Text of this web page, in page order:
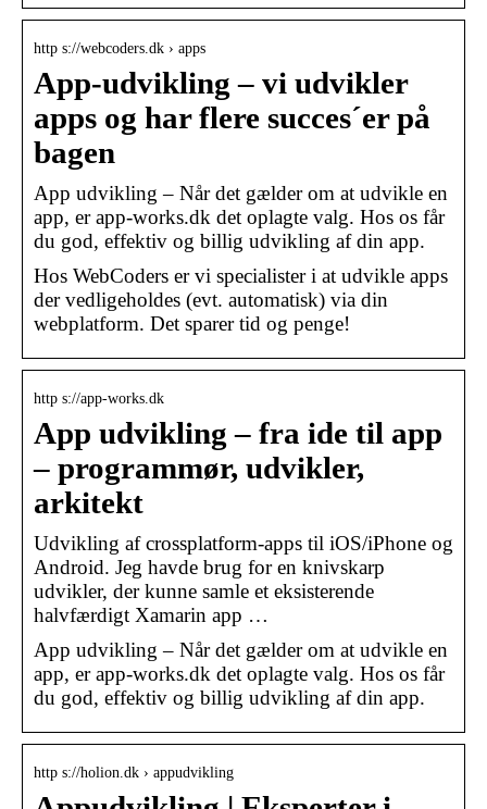
http s://webcoders.dk › apps
App-udvikling – vi udvikler
apps og har flere succes´er på
bagen
App udvikling – Når det gælder om at udvikle en
app, er app-works.dk det oplagte valg. Hos os får
du god, effektiv og billig udvikling af din app.
Hos WebCoders er vi specialister i at udvikle apps
der vedligeholdes (evt. automatisk) via din
webplatform. Det sparer tid og penge!
http s://app-works.dk
App udvikling – fra ide til app
– programmør, udvikler,
arkitekt
Udvikling af crossplatform-apps til iOS/iPhone og
Android. Jeg havde brug for en knivskarp
udvikler, der kunne samle et eksisterende
halvfærdigt Xamarin app …
App udvikling – Når det gælder om at udvikle en
app, er app-works.dk det oplagte valg. Hos os får
du god, effektiv og billig udvikling af din app.
http s://holion.dk › appudvikling